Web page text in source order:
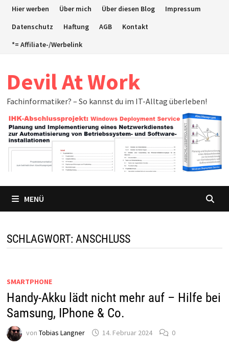
ZumHier werben Über mich Über diesen Blog
Impressum
Datenschutz
Haftung AGB
Kontakt
*= Affiliate-/Werbelink
Devil At Work
Fachinformatiker? – So kannst du im IT-Alltag überleben!
MENÜ
SCHLAGWORT: ANSCHLUSS
SMARTPHONE
Handy-Akku lädt nicht mehr auf – Hilfe bei
Samsung, IPhone & Co.
von Tobias Langner 14. Februar 2024 0